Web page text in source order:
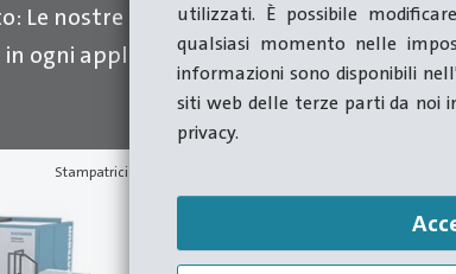
utilizzati. È possibile
qualsiasi momento nelle
informazioni sono disponibili
siti web delle terze parti da noi
privacy.
Le nostre presse stabiliscono nuovi
ogni applicazione.
Stampatrici a freddo